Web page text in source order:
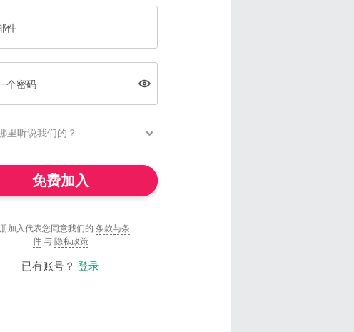
件
个密码
免费加入
加入代表您同意我们的 条款与条
件 与 隐私政策
已有账号？ 登录